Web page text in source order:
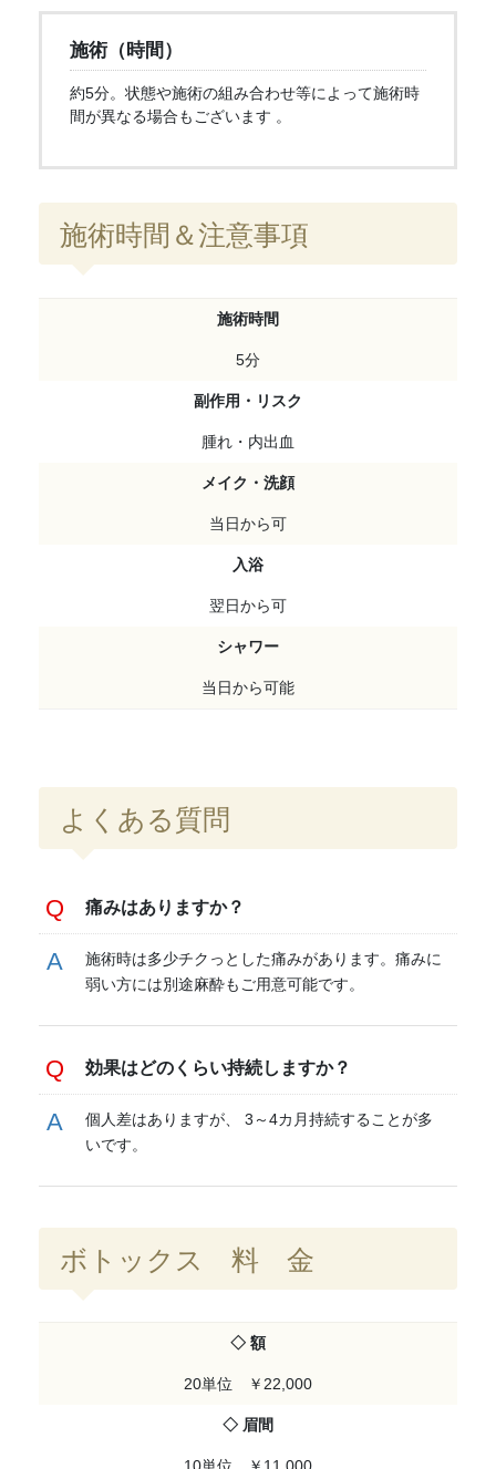
施術（時間）
約5分。状態や施術の組み合わせ等によって施術時
間が異なる場合もございます 。
施術時間＆注意事項
施術時間
5分
副作用・リスク
腫れ・内出血
メイク・洗顔
当日から可
入浴
翌日から可
シャワー
当日から可能
よくある質問
痛みはありますか？
施術時は多少チクっとした痛みがあります。痛みに
弱い方には別途麻酔もご用意可能です。
効果はどのくらい持続しますか？
個人差はありますが、 3～4カ月持続することが多
いです。
ボトックス 料 金
◇ 額
20単位 ￥22,000
◇ 眉間